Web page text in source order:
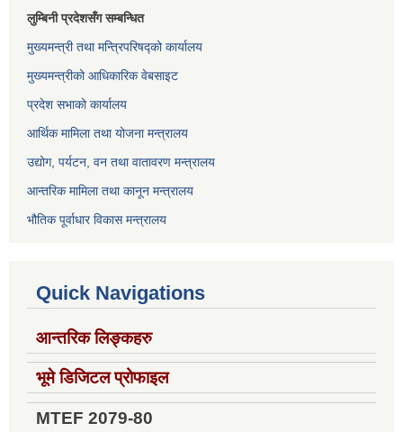
लुम्बिनी प्रदेशसँग सम्बन्धित
मुख्यमन्त्री तथा मन्त्रिपरिषद्को कार्यालय
मुख्यमन्त्रीको आधिकारिक वेबसाइट
प्रदेश सभाको कार्यालय
आर्थिक मामिला तथा योजना मन्त्रालय
उद्योग, पर्यटन, वन तथा वातावरण मन्त्रालय
आन्तरिक मामिला तथा कानून मन्त्रालय
भौतिक पूर्वाधार विकास मन्त्रालय
Quick Navigations
आन्तरिक लिङ्कहरु
भूमे डिजिटल प्रोफाइल
MTEF 2079-80